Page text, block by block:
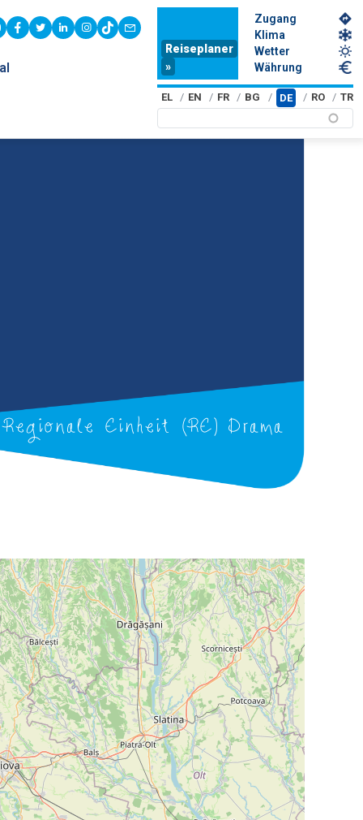
youtubefacebook
twitterlinkedininstagram
tiktokcontact
Reiseplaner
»
Zugang
Klima
Wetter
Währung
EL EN FR BG DE RO TR
Regionale Einheit (RE) Drama